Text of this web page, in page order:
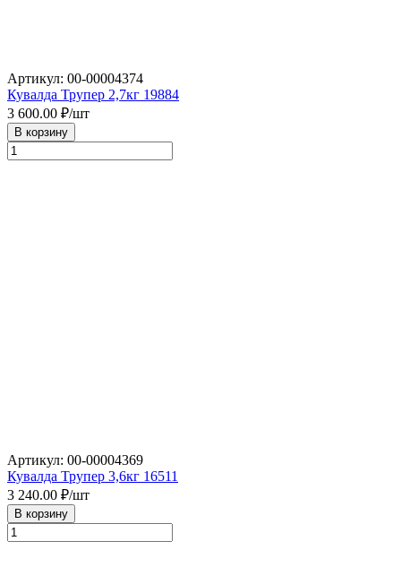
Артикул: 00-00004374
Кувалда Трупер 2,7кг 19884
3 600.00 ₽/шт
В корзину
Артикул: 00-00004369
Кувалда Трупер 3,6кг 16511
3 240.00 ₽/шт
В корзину